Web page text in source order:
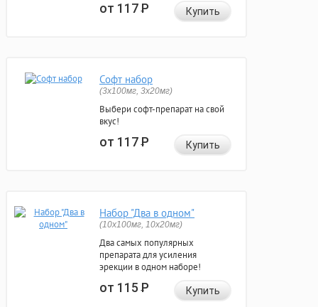
от 117Р Купить
Софт набор
(3x100мг, 3x20мг)
Выбери софт-препарат на свой
вкус!
от 117Р Купить
Набор "Два в одном"
(10x100мг, 10x20мг)
Два самых популярных
препарата для усиления
эрекции в одном наборе!
от 115Р Купить